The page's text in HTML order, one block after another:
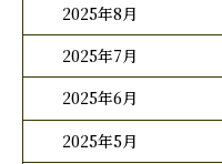
2025年8月
2025年7月
2025年6月
2025年5月